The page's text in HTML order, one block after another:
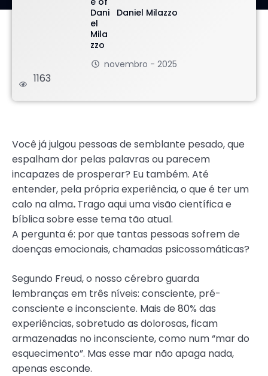
Daniel Milazzo
novembro - 2025
1163
Você já julgou pessoas de semblante pesado, que
espalham dor pelas palavras ou parecem
incapazes de prosperar? Eu também. Até
entender, pela própria experiência, o que é ter um
calo na alma.Trago aqui uma visão científica e
bíblica sobre esse tema tão atual.
A pergunta é: por que tantas pessoas sofrem de
doenças emocionais, chamadas psicossomáticas?
Segundo Freud, o nosso cérebro guarda
lembranças em três níveis: consciente, pré-
consciente e inconsciente. Mais de 80% das
experiências, sobretudo as dolorosas, ficam
armazenadas no inconsciente, como num “mar do
esquecimento”. Mas esse mar não apaga nada,
apenas esconde.